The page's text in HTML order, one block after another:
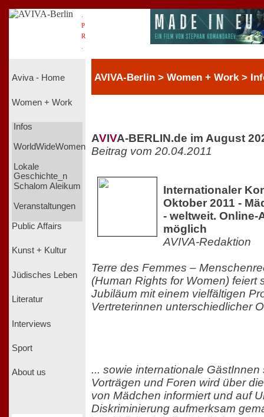
P
R
Aviva - Home
Women + Work
Infos
WorldWideWomen
Lokale
Geschichte_n
Schalom Aleikum
Veranstaltungen
Public Affairs
Kunst + Kultur
Jüdisches Leben
Literatur
Interviews
Sport
About us
AVIVA-Berlin > Women + Work >
AVIVA-BERLIN.de im August
Beitrag vom 20.04.2011
Internationaler
Oktober 2011 -
- weltweit. Online-
möglich
AVIVA-Redaktion
Terre des Femmes –
(Human Rights for Women) feiert
Jubiläum mit einem vielfältigen
Vertreterinnen unterschiedlicher
... sowie internationale
Vorträgen und Foren wird über
von Mädchen informiert und auf
Diskriminierung aufmerksam